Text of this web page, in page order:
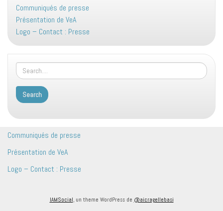
Communiqués de presse
Présentation de VeA
Logo – Contact : Presse
Communiqués de presse
Présentation de VeA
Logo – Contact : Presse
IAMSocial, un theme WordPress de @aicragellebasi